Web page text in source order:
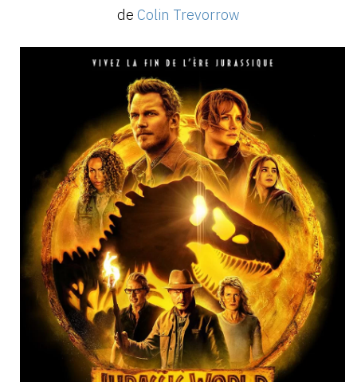
de Colin Trevorrow